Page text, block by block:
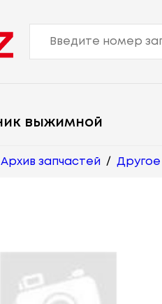
выжимной
Архив запчастей / Другое